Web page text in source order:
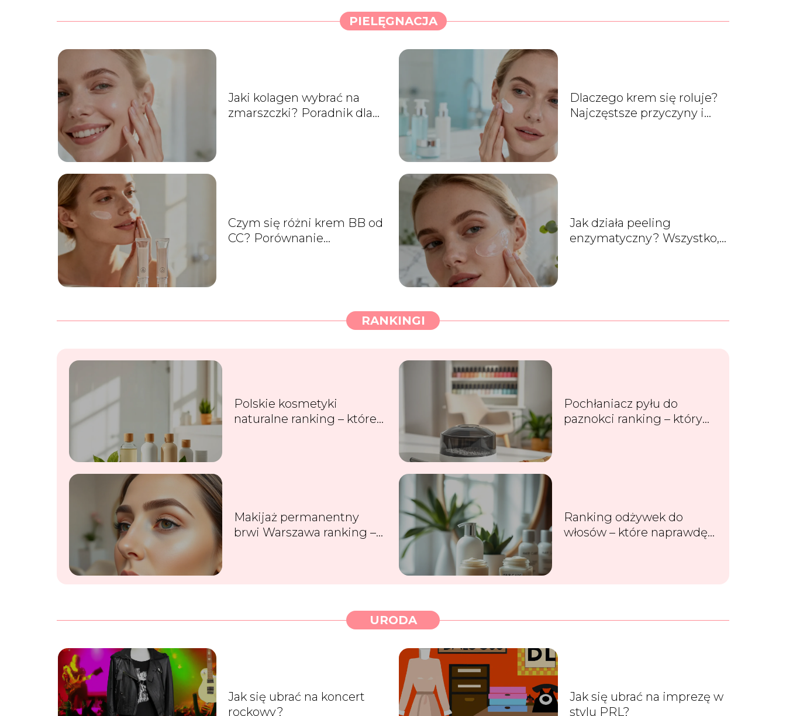
PIELĘGNACJA
Jaki kolagen wybrać na
zmarszczki? Poradnik dla
Dlaczego krem się roluje?
Najczęstsze przyczyny i
Czym się różni krem BB od
CC? Porównanie
Jak działa peeling
enzymatyczny? Wszystko,
RANKINGI
Polskie kosmetyki
naturalne ranking – które
Pochłaniacz pyłu do
paznokci ranking – który
Makijaż permanentny
brwi Warszawa ranking –
Ranking odżywek do
włosów – które naprawdę
URODA
Jak się ubrać na koncert
rockowy?
Jak się ubrać na imprezę w
stylu PRL?